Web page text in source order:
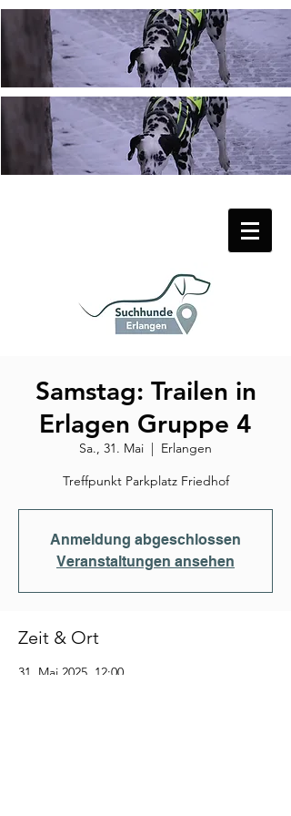
Samstag: Trailen in
Erlagen Gruppe 4
Sa., 31. Mai
  |
Erlangen
Treffpunkt Parkplatz Friedhof
Anmeldung abgeschlossen
Veranstaltungen ansehen
Zeit & Ort
31. Mai 2025, 12:00